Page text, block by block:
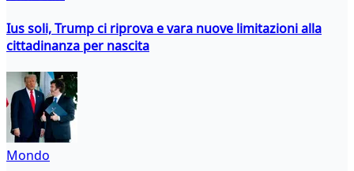
Ius soli, Trump ci riprova e vara nuove limitazioni alla
cittadinanza per nascita
Mondo